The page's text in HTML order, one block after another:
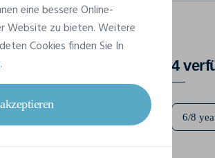
Proact
PA006
4
6/8
eine bessere Online-
Website zu bieten. Weitere
Cookies finden Sie In
.